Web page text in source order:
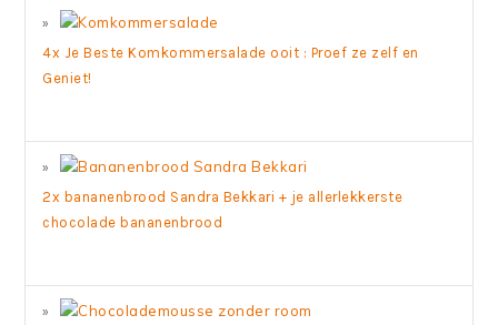
4x Je Beste Komkommersalade ooit : Proef ze zelf en
Geniet!
2x bananenbrood Sandra Bekkari + je allerlekkerste
chocolade bananenbrood